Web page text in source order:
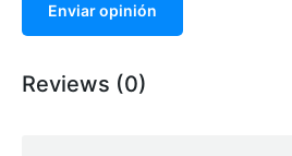
Enviar opinión
Reviews (0)